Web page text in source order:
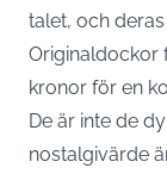
talet, och
Originaldockor
kronor för en
De är inte de
nostalgivärde